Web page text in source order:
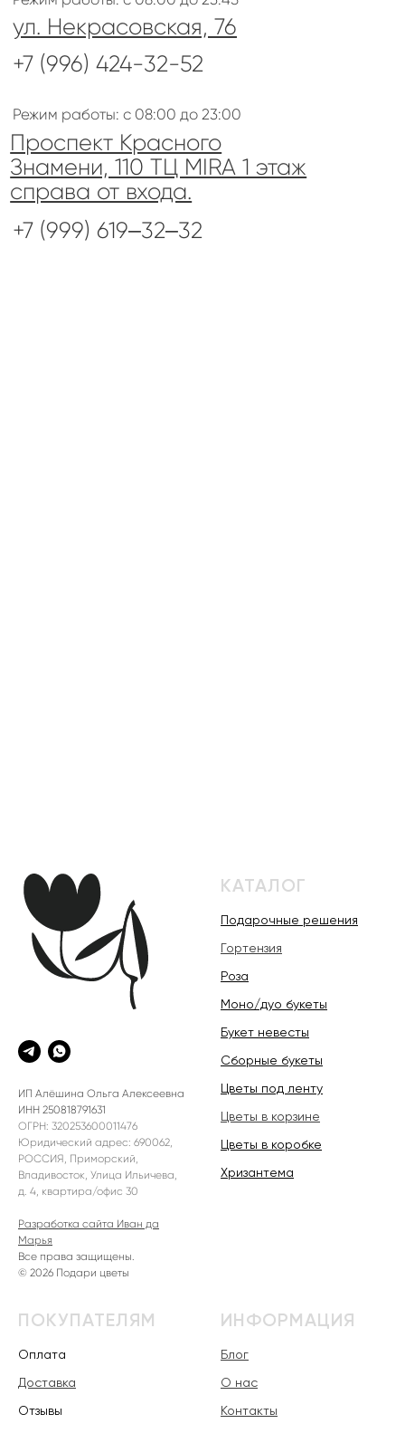
ИП Алёшина Ольга Алексеевна
ИНН 250818791631
ОГРН: 320253600011476
Юридический адрес: 690062,
РОССИЯ, Приморский,
Владивосток, Улица Ильичева,
д. 4, квартира/офис 30
Разработка сайта Иван да
Марья
Все права защищены.
© 2026 Подари цветы
КАТАЛОГ
Подарочные решения
Гортензия
Роза
Моно/дуо букеты
Букет невесты
Сборные букеты
Цветы под ленту
Цветы в корзине
Цветы в коробке
Хризантема
ПОКУПАТЕЛЯМ
Оплата
Доставка
Отзывы
ИНФОРМАЦИЯ
Блог
О нас
Контакты